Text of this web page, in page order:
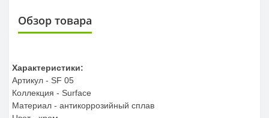
Обзор товара
Характеристики:
Артикул - SF 05
Коллекция - Surface
Материал - антикоррозийный сплав